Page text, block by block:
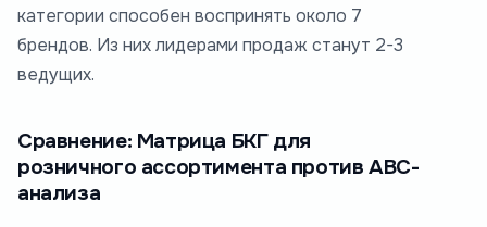
категории способен воспринять около 7
брендов. Из них лидерами продаж станут 2-3
ведущих.
Сравнение: Матрица БКГ для
розничного ассортимента против ABC-
анализа